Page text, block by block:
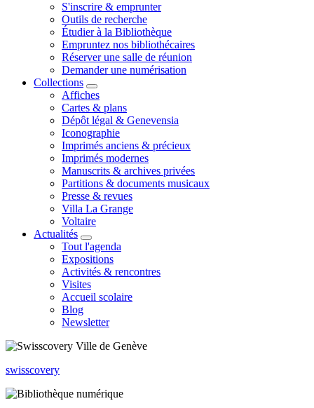
S'inscrire & emprunter
Outils de recherche
Étudier à la Bibliothèque
Empruntez nos bibliothécaires
Réserver une salle de réunion
Demander une numérisation
Collections
Affiches
Cartes & plans
Dépôt légal & Genevensia
Iconographie
Imprimés anciens & précieux
Imprimés modernes
Manuscrits & archives privées
Partitions & documents musicaux
Presse & revues
Villa La Grange
Voltaire
Actualités
Tout l'agenda
Expositions
Activités & rencontres
Visites
Accueil scolaire
Blog
Newsletter
swisscovery